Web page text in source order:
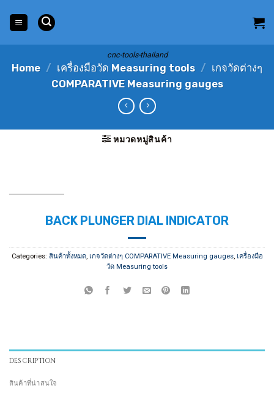
content
cnc-tools-thailand
Home / เครื่องมือวัด Measuring tools / เกจวัดต่างๆ
COMPARATIVE Measuring gauges
หมวดหมู่สินค้า
BACK PLUNGER DIAL INDICATOR
Categories: สินค้าทั้งหมด, เกจวัดต่างๆ COMPARATIVE Measuring gauges, เครื่องมือ
วัด Measuring tools
DESCRIPTION
สินค้าที่น่าสนใจ